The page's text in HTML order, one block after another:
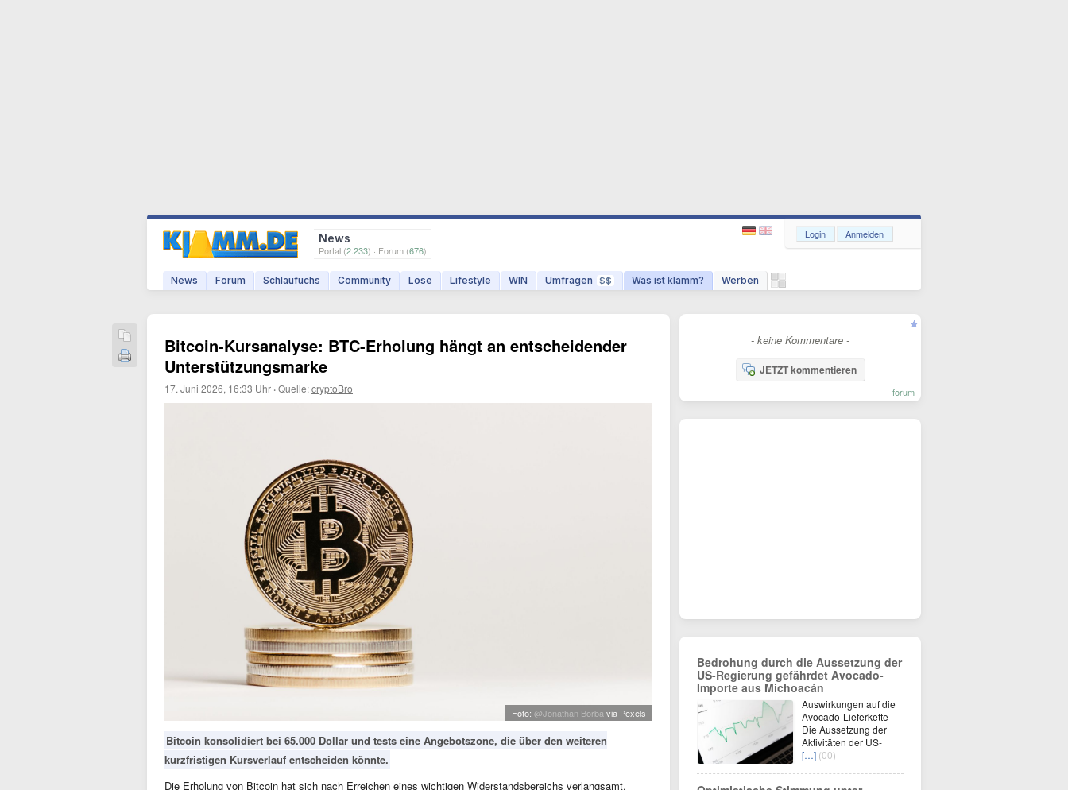
News
Portal (2.233) · Forum (676)
News Forum Schlaufuchs Community Lose Lifestyle WIN Umfragen $$ Was ist klamm? Werben
Login Anmelden
Bitcoin-Kursanalyse: BTC-Erholung hängt an entscheidender
Unterstützungsmarke
17. Juni 2026, 16:33 Uhr ·Quelle:cryptoBro
Foto: @Jonathan Borba via Pexels
Bitcoin konsolidiert bei 65.000 Dollar und tests eine Angebotszone, die über den weiteren
kurzfristigen Kursverlauf entscheiden könnte.
Die Erholung von Bitcoin hat sich nach Erreichen eines wichtigen Widerstandsbereichs verlangsamt.
- keine Kommentare -
JETZT kommentieren
forum
Bedrohung durch die Aussetzung der
US-Regierung gefährdet Avocado-
Importe aus Michoacán
Auswirkungen auf die
Avocado-Lieferkette
Die Aussetzung der
Aktivitäten der US-
[…] (00)